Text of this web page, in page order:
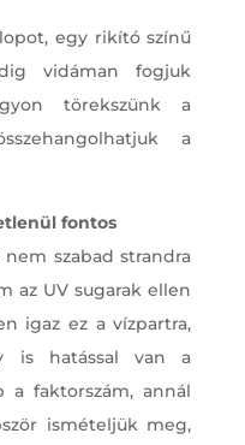
egy rikító színű
vidáman fogjuk
törekszünk a
a
fontos
szabad strandra
az UV sugarak ellen
igaz ez a vízpartra,
is hatással van a
a faktorszám, annál
ismételjük meg,